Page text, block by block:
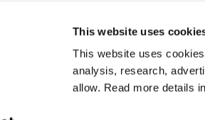
This website uses
This website uses
analysis, research,
allow. Read more details